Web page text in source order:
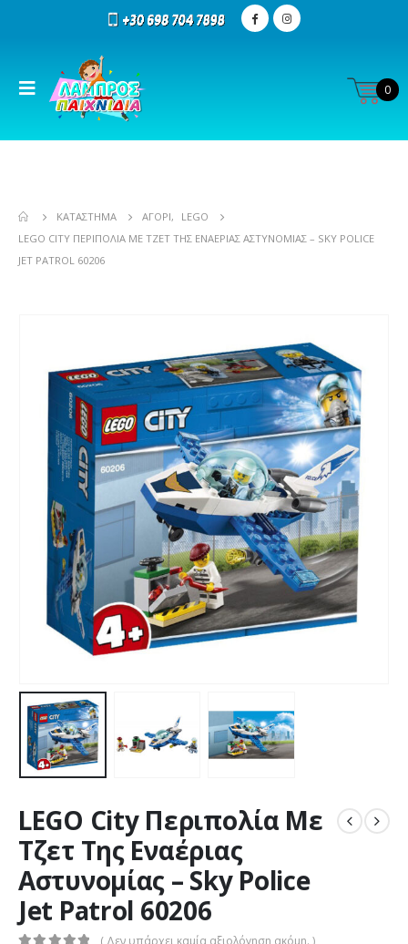
0
ΚΑΤΆΣΤΗΜΑ ΑΓΌΡΙ,
LEGO
LEGO CITY ΠΕΡΙΠΟΛΊΑ ΜΕ ΤΖΕΤ ΤΗΣ ΕΝΑΈΡΙΑΣ ΑΣΤΥΝΟΜΊΑΣ – SKY POLICE
JET PATROL 60206
LEGO City Περιπολία Με
Τζετ Της Εναέριας
Αστυνομίας – Sky Police
Jet Patrol 60206
( Δεν υπάρχει καμία αξιολόγηση ακόμη. )